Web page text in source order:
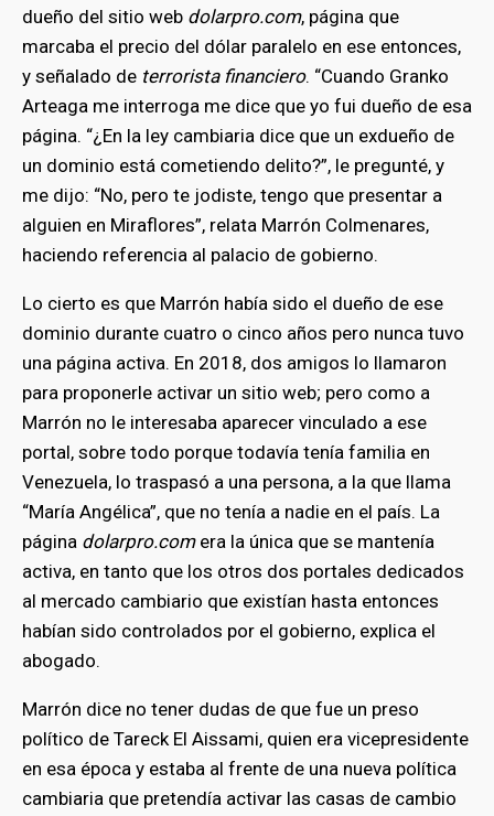
dueño del sitio web dolarpro.com, página que
marcaba el precio del dólar paralelo en ese entonces,
y señalado de terrorista financiero. “Cuando Granko
Arteaga me interroga me dice que yo fui dueño de esa
página. “¿En la ley cambiaria dice que un exdueño de
un dominio está cometiendo delito?”, le pregunté, y
me dijo: “No, pero te jodiste, tengo que presentar a
alguien en Miraflores”, relata Marrón Colmenares,
haciendo referencia al palacio de gobierno.
Lo cierto es que Marrón había sido el dueño de ese
dominio durante cuatro o cinco años pero nunca tuvo
una página activa. En 2018, dos amigos lo llamaron
para proponerle activar un sitio web; pero como a
Marrón no le interesaba aparecer vinculado a ese
portal, sobre todo porque todavía tenía familia en
Venezuela, lo traspasó a una persona, a la que llama
“María Angélica”, que no tenía a nadie en el país. La
página dolarpro.comera la única que se mantenía
activa, en tanto que los otros dos portales dedicados
al mercado cambiario que existían hasta entonces
habían sido controlados por el gobierno, explica el
abogado.
Marrón dice no tener dudas de que fue un preso
político de Tareck El Aissami, quien era vicepresidente
en esa época y estaba al frente de una nueva política
cambiaria que pretendía activar las casas de cambio